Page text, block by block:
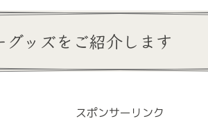
グッズをご紹介します
スポンサーリンク